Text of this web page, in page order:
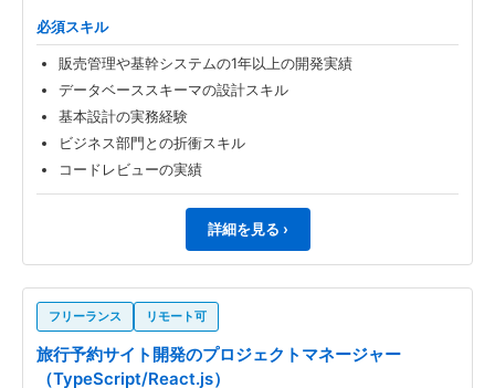
必須スキル
販売管理や基幹システムの1年以上の開発実績
データベーススキーマの設計スキル
基本設計の実務経験
ビジネス部門との折衝スキル
コードレビューの実績
詳細を見る ›
フリーランス リモート可
旅行予約サイト開発のプロジェクトマネージャー
（TypeScript/React.js）